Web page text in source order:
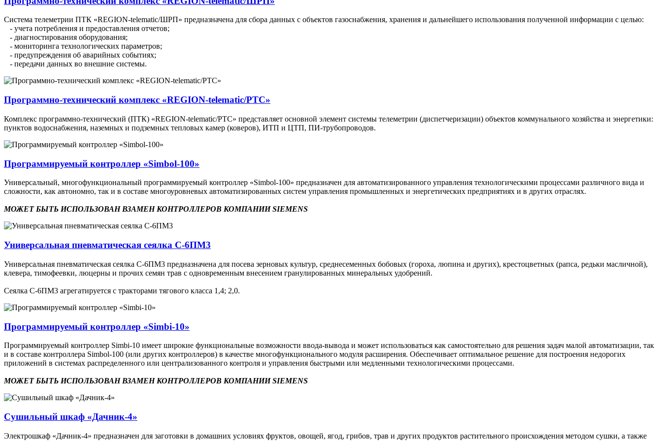
Система телеметрии ПТК «REGION-telematic/ШРП» предназначена для сбора данных с объектов газоснабжения, хранения и дальнейшего использования полученной информации с целью:
- учета потребления и предоставления отчетов;
- диагностирования оборудования;
- мониторинга технологических параметров;
- предупреждения об аварийных событиях;
- передачи данных во внешние системы.
Программно-технический комплекс «REGION-telematic/РТС»
Комплекс программно-технический (ПТК) «REGION-telematic/РТС» представляет основной элемент системы телеметрии (диспетчеризации) объектов коммунального хозяйства и энергетики:
пунктов водоснабжения, наземных и подземных тепловых камер (коверов), ИТП и ЦТП, ПИ-трубопроводов.
Программируемый контроллер «Simbol-100»
Универсальный, многофункциональный программируемый контроллер «Simbol-100» предназначен для автоматизированного управления технологическими процессами различного вида и
сложности, как автономно, так и в составе многоуровневых автоматизированных систем управления промышленных и энергетических предприятиях и в других отраслях.
МОЖЕТ БЫТЬ ИСПОЛЬЗОВАН ВЗАМЕН КОНТРОЛЛЕРОВ КОМПАНИИ SIEMENS
Универсальная пневматическая сеялка С-6ПМ3
Универсальная пневматическая сеялка С-6ПМ3 предназначена для посева зерновых культур, среднесеменных бобовых (гороха, люпина и других), крестоцветных (рапса, редьки масличной),
клевера, тимофеевки, люцерны и прочих семян трав с одновременным внесением гранулированных минеральных удобрений.
Сеялка С-6ПМ3 агрегатируется с тракторами тягового класса 1,4; 2,0.
Программируемый контроллер «Simbi-10»
Программируемый контроллер Simbi-10 имеет широкие функциональные возможности ввода-вывода и может использоваться как самостоятельно для решения задач малой автоматизации, так
и в составе контроллера Simbol-100 (или других контроллеров) в качестве многофункционального модуля расширения. Обеспечивает оптимальное решение для построения недорогих
приложений в системах распределенного или централизованного контроля и управления быстрыми или медленными технологическими процессами.
МОЖЕТ БЫТЬ ИСПОЛЬЗОВАН ВЗАМЕН КОНТРОЛЛЕРОВ КОМПАНИИ SIEMENS
Сушильный шкаф «Дачник-4»
Электрошкаф «Дачник-4» предназначен для заготовки в домашних условиях фруктов, овощей, ягод, грибов, трав и других продуктов растительного происхождения методом сушки, а также